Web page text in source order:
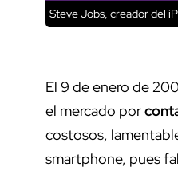
Steve Jobs, creador del
El 9 de enero de
el mercado por
costosos,
smartphone, pues